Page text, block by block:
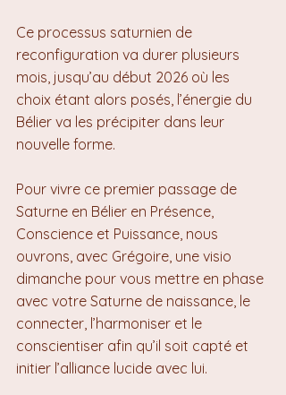
Ce processus saturnien de
reconfiguration va durer plusieurs
mois, jusqu’au début 2026 où les
choix étant alors posés, l’énergie du
Bélier va les précipiter dans leur
nouvelle forme.
Pour vivre ce premier passage de
Saturne en Bélier en Présence,
Conscience et Puissance, nous
ouvrons, avec Grégoire, une visio
dimanche pour vous mettre en phase
avec votre Saturne de naissance, le
connecter, l’harmoniser et le
conscientiser afin qu’il soit capté et
initier l’alliance lucide avec lui.